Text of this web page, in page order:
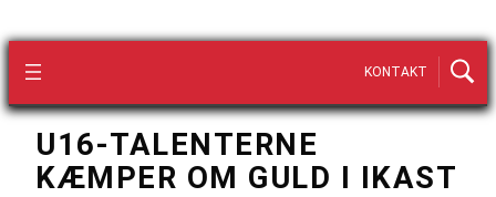
KONTAKT
U16-TALENTERNE
KÆMPER OM GULD I IKAST